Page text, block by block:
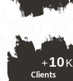
+10K
Clients